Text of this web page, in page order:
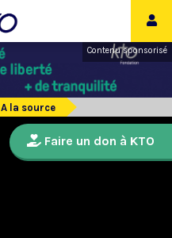
Contenu sponsorisé
A la source
Faire un don à KTO